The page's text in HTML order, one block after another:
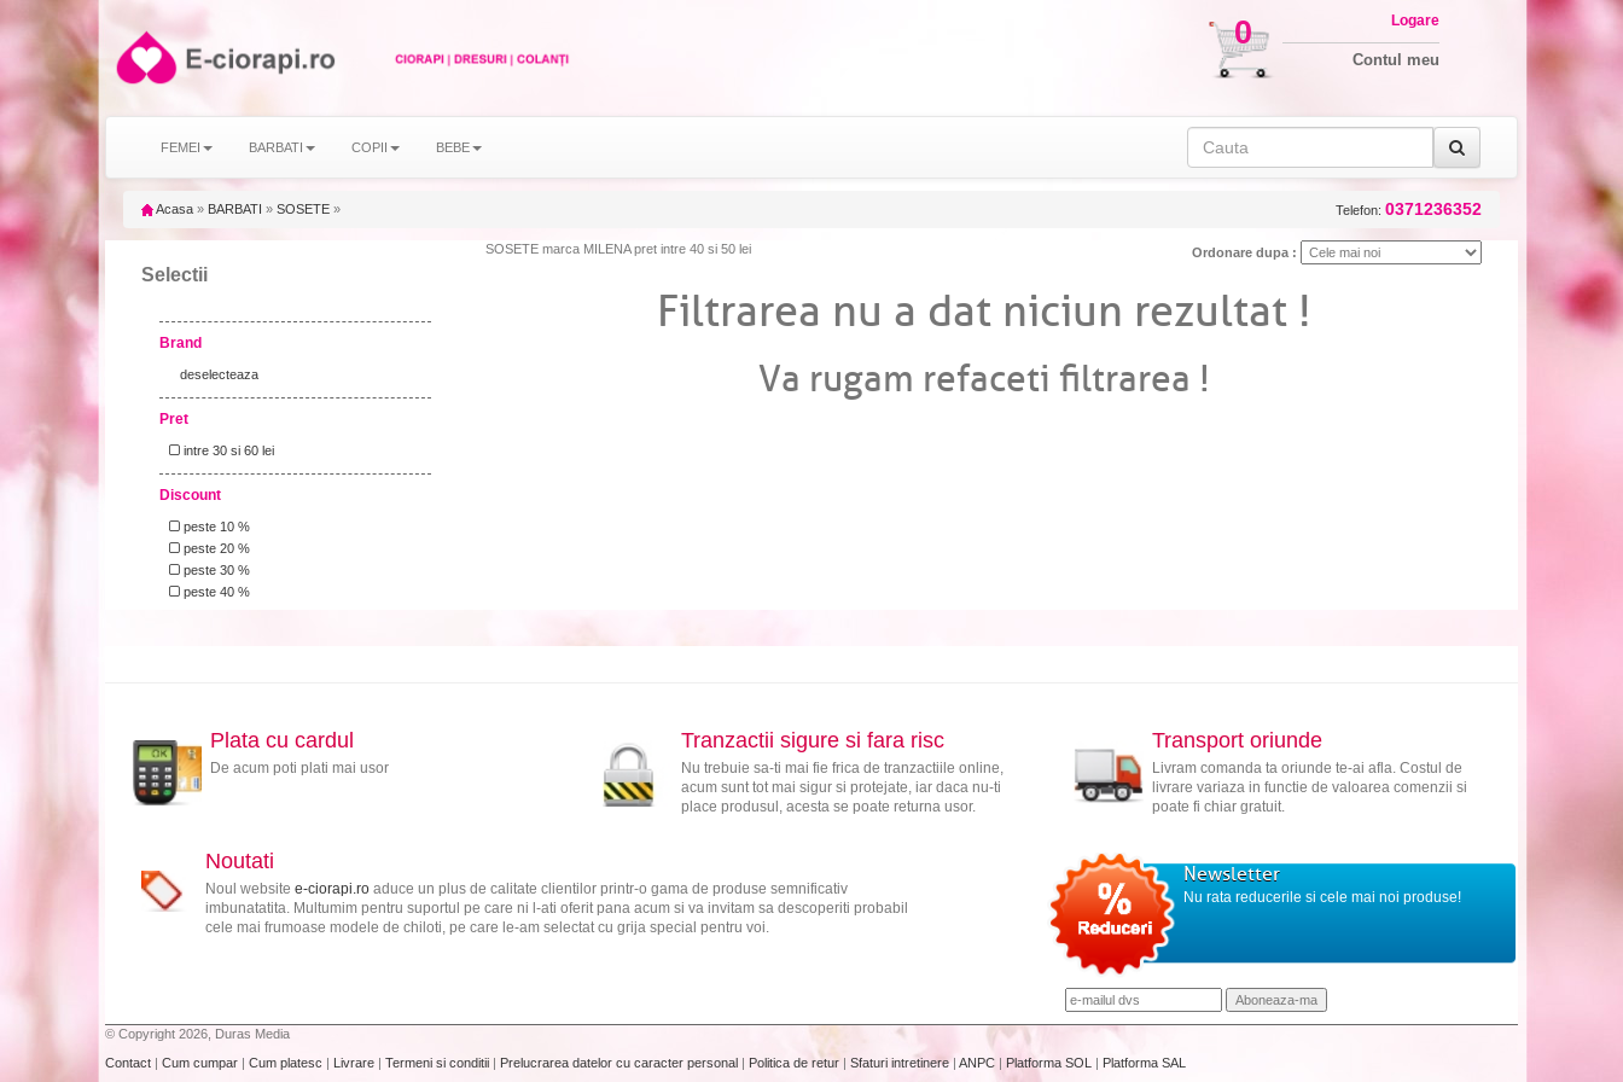
0 Logare
Contul meu
FEMEI BARBATI COPII BEBE
Acasa » BARBATI » SOSETE » Telefon: 0371236352
Selectii
Brand
deselecteaza
Pret
intre 30 si 60 lei
Discount
peste 10 %
peste 20 %
peste 30 %
peste 40 %
SOSETE marca MILENA pret intre 40 si 50 lei Ordonare dupa :
Filtrarea nu a dat niciun rezultat !
Va rugam refaceti filtrarea !
Plata cu cardul
De acum poti plati mai usor
Tranzactii sigure si fara risc
Nu trebuie sa-ti mai fie frica de tranzactiile online,
acum sunt tot mai sigur si protejate, iar daca nu-ti
place produsul, acesta se poate returna usor.
Transport oriunde
Livram comanda ta oriunde te-ai afla. Costul de
livrare variaza in functie de valoarea comenzii si
poate fi chiar gratuit.
Noutati
Noul website e-ciorapi.roaduce un plus de calitate clientilor printr-o gama de produse semnificativ
imbunatatita. Multumim pentru suportul pe care ni l-ati oferit pana acum si va invitam sa descoperiti probabil
cele mai frumoase modele de chiloti, pe care le-am selectat cu grija special pentru voi.
Newsletter
Nu rata reducerile si cele mai noi produse!
© Copyright 2026, Duras Media
Contact | Cum cumpar | Cum platesc | Livrare | Termeni si conditii | Prelucrarea datelor cu caracter personal | Politica de retur | Sfaturi intretinere| ANPC | Platforma SOL | Platforma SAL